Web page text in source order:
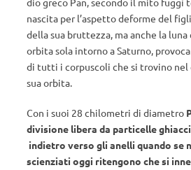
nascita per l’aspetto deforme del
della sua bruttezza, ma anche la
orbita sola intorno a Saturno,
di tutti i corpuscoli che si trovino nel
sua orbita.
Con i suoi 28 chilometri di diametro
divisione libera da particelle
indietro verso gli anelli quando se
scienziati oggi ritengono che si